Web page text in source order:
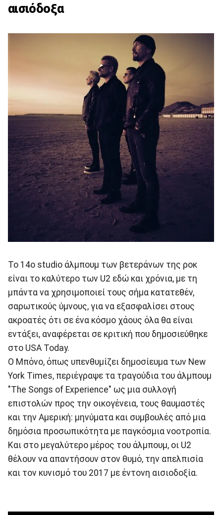
αισιόδοξα
Το 14ο studio άλμπουμ των βετεράνων της ροκ
είναι το καλύτερο των U2 εδώ και χρόνια, με τη
μπάντα να χρησιμοποιεί τους σήμα κατατεθέν,
σαρωτικούς ύμνους, για να εξασφαλίσει στους
ακροατές ότι σε ένα κόσμο χάους όλα θα είναι
εντάξει, αναφέρεται σε κριτική που δημοσιεύθηκε
στο USA Today.
Ο Μπόνο, όπως υπενθυμίζει δημοσίευμα των New
York Times, περιέγραψε τα τραγούδια του άλμπουμ
"The Songs of Experience" ως μια συλλογή
επιστολών προς την οικογένεια, τους θαυμαστές
και την Αμερική: μηνύματα και συμβουλές από μια
δημόσια προσωπικότητα με παγκόσμια νοοτροπία.
Και στο μεγαλύτερο μέρος του άλμπουμ, οι U2
θέλουν να απαντήσουν στον θυμό, την απελπισία
και τον κυνισμό του 2017 με έντονη αισιοδοξία.